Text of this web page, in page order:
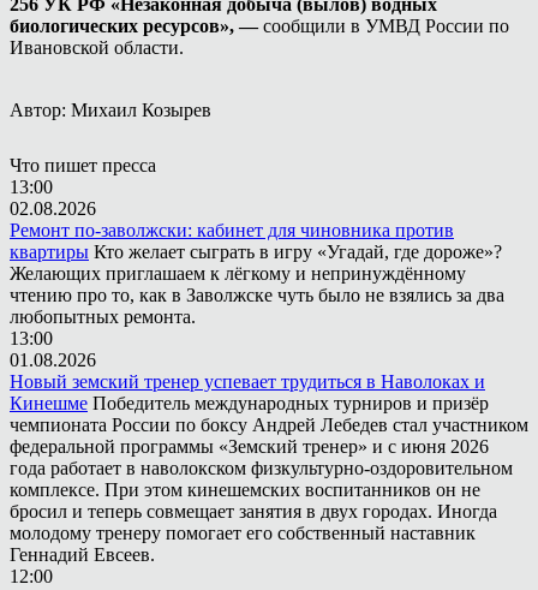
биологических ресурсов», —сообщили в УМВД России по
Ивановской области.
Автор: Михаил Козырев
Что пишет пресса
13:00
02.08.2026
Ремонт по-заволжски: кабинет для чиновника против
квартиры Кто желает сыграть в игру «Угадай, где дороже»?
Желающих приглашаем к лёгкому и непринуждённому
чтению про то, как в Заволжске чуть было не взялись за два
любопытных ремонта.
13:00
01.08.2026
Новый земский тренер успевает трудиться в Наволоках и
Кинешме Победитель международных турниров и призёр
чемпионата России по боксу Андрей Лебедев стал участником
федеральной программы «Земский тренер» и с июня 2026
года работает в наволокском физкультурно-оздоровительном
комплексе. При этом кинешемских воспитанников он не
бросил и теперь совмещает занятия в двух городах. Иногда
молодому тренеру помогает его собственный наставник
Геннадий Евсеев.
12:00